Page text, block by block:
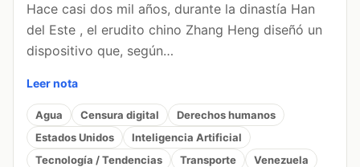
Hace casi dos mil años, durante la dinastía Han
del Este , el erudito chino Zhang Heng diseñó un
dispositivo que, según…
Leer nota
Agua Censura digital
Derechos humanos
Estados Unidos
Inteligencia Artificial
Tecnología / Tendencias
Transporte Venezuela